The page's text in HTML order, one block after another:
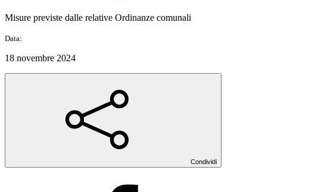
Misure previste dalle relative Ordinanze comunali
Data:
18 novembre 2024
Condividi